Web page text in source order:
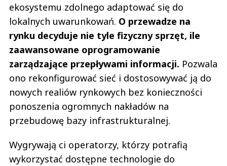
ekosystemu zdolnego adaptować się do
lokalnych uwarunkowań. O przewadze na
rynku decyduje nie tyle fizyczny sprzęt, ile
zaawansowane oprogramowanie
zarządzające przepływami informacji. Pozwala
ono rekonfigurować sieć i dostosowywać ją do
nowych realiów rynkowych bez konieczności
ponoszenia ogromnych nakładów na
przebudowę bazy infrastrukturalnej.
Wygrywają ci operatorzy, którzy potrafią
wykorzystać dostępne technologie do